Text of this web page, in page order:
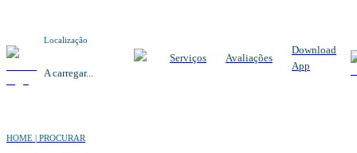
Localização
A carregar...
Serviços Avaliações
Download
App
HOME | PROCURAR